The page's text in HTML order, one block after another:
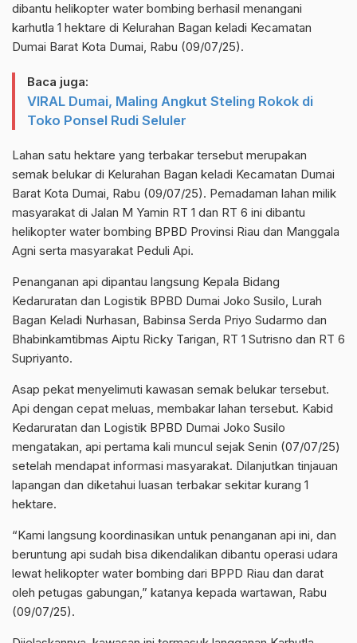
dibantu helikopter water bombing berhasil menangani
karhutla 1 hektare di Kelurahan Bagan keladi Kecamatan
Dumai Barat Kota Dumai, Rabu (09/07/25).
Baca juga:
VIRAL Dumai, Maling Angkut Steling Rokok di
Toko Ponsel Rudi Seluler
Lahan satu hektare yang terbakar tersebut merupakan
semak belukar di Kelurahan Bagan keladi Kecamatan Dumai
Barat Kota Dumai, Rabu (09/07/25). Pemadaman lahan milik
masyarakat di Jalan M Yamin RT 1 dan RT 6 ini dibantu
helikopter water bombing BPBD Provinsi Riau dan Manggala
Agni serta masyarakat Peduli Api.
Penanganan api dipantau langsung Kepala Bidang
Kedaruratan dan Logistik BPBD Dumai Joko Susilo, Lurah
Bagan Keladi Nurhasan, Babinsa Serda Priyo Sudarmo dan
Bhabinkamtibmas Aiptu Ricky Tarigan, RT 1 Sutrisno dan RT 6
Supriyanto.
Asap pekat menyelimuti kawasan semak belukar tersebut.
Api dengan cepat meluas, membakar lahan tersebut. Kabid
Kedaruratan dan Logistik BPBD Dumai Joko Susilo
mengatakan, api pertama kali muncul sejak Senin (07/07/25)
setelah mendapat informasi masyarakat. Dilanjutkan tinjauan
lapangan dan diketahui luasan terbakar sekitar kurang 1
hektare.
“Kami langsung koordinasikan untuk penanganan api ini, dan
beruntung api sudah bisa dikendalikan dibantu operasi udara
lewat helikopter water bombing dari BPPD Riau dan darat
oleh petugas gabungan,” katanya kepada wartawan, Rabu
(09/07/25).